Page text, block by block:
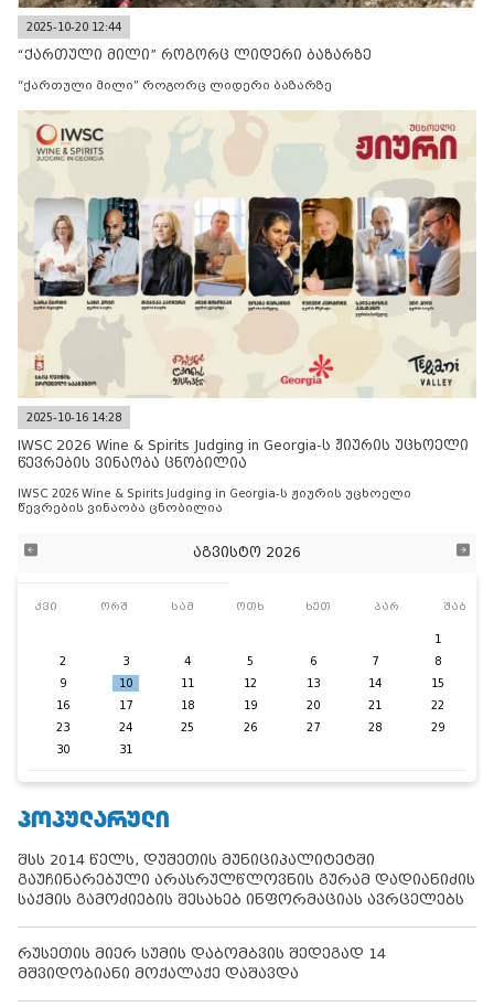
2025-10-20 12:44
“ქართული მილი” როგორც ლიდერი ბაზარზე
“ქართული მილი” როგორც ლიდერი ბაზარზე
2025-10-16 14:28
IWSC 2026 Wine & Spirits Judging in Georgia-ს ჟიურის უცხოელი
წევრების ვინაობა ცნობილია
IWSC 2026 Wine & Spirits Judging in Georgia-ს ჟიურის უცხოელი
წევრების ვინაობა ცნობილია
აგვისტო 2026
კვი ორშ სამ ოთხ ხუთ პარ შაბ
1
2
3 4 5 6 7
8
9
10 11 12 13 14
15
16
17 18 19 20 21
22
23
24 25 26 27 28
29
30
31
ᲞᲝᲞᲣᲚᲐᲠᲣᲚᲘ
შსს 2014 წელს, დუშეთის მუნიციპალიტეტში
გაუჩინარებული არასრულწლოვნის გურამ დადიანიძის
საქმის გამოძიების შესახებ ინფორმაციას ავრცელებს
რუსეთის მიერ სუმის დაბომბვის შედეგად 14
მშვიდობიანი მოქალაქე დაშავდა